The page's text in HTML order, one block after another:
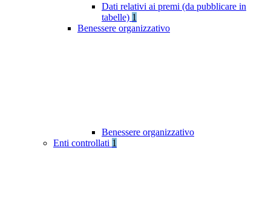
Dati relativi ai premi (da pubblicare in
tabelle) 1
Benessere organizzativo
Benessere organizzativo
Enti controllati 1